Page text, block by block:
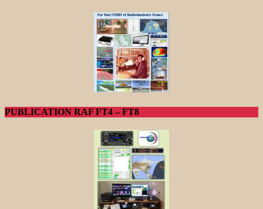
PUBLICATION RAF FT4 – FT8